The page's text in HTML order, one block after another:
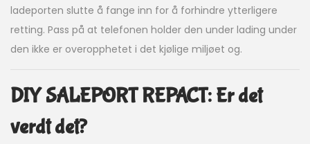
ladeporten slutte å fange inn for å forhindre ytterligere
retting. Pass på at telefonen holder den under lading under
den ikke er overopphetet i det kjølige miljøet og.
DIY SALEPORT REPACT: Er det
verdt det?